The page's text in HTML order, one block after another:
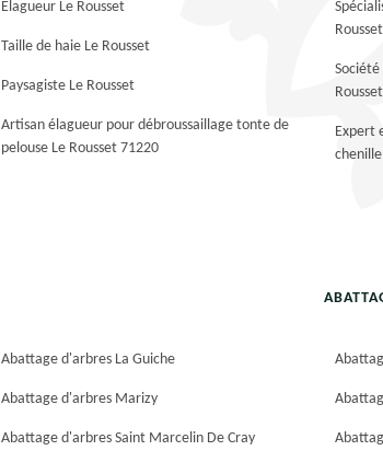
Elagueur Le Rousset
Taille de haie Le Rousset
Paysagiste Le Rousset
Artisan élagueur pour débroussaillage tonte de
pelouse Le Rousset 71220
Société
Expert
Abattage d'arbres La Guiche
Abattage d'arbres Marizy
Abattage d'arbres Saint Marcelin De Cray